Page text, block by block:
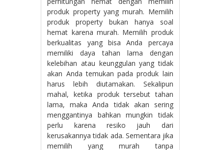
produk property yang murah. Memilih
produk property bukan hanya soal
hemat karena murah. Memilih produk
berkualitas yang bisa Anda percaya
memiliki daya tahan lama dengan
kelebihan atau keunggulan yang tidak
akan Anda temukan pada produk lain
harus lebih diutamakan. Sekalipun
mahal, ketika produk tersebut tahan
lama, maka Anda tidak akan sering
menggantinya bahkan mungkin tidak
perlu karena resiko jauh dari
kerusakannya tidak ada. Sementara jika
memilih yang murah tanpa